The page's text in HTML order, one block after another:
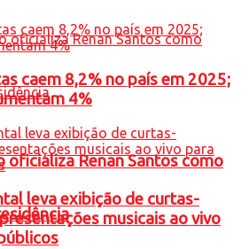
oficializa Renan Santos como
caem 8,2% no país em 2025;
4%
leva exibição de curtas-
musicais ao vivo